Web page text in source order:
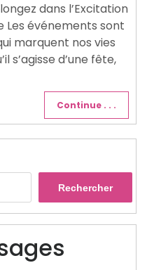
dans l’Excitation
Les événements sont
marquent nos vies
s’agisse d’une fête,
Continue . . .
Rechercher